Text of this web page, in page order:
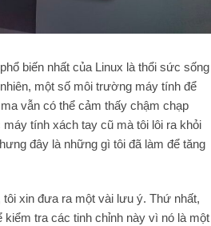
biến nhất của Linux là thổi sức sống
một số môi trường máy tính để
vẫn có thể cảm thấy chậm chạp
tính xách tay cũ mà tôi lôi ra khỏi
đây là những gì tôi đã làm để tăng
xin đưa ra một vài lưu ý. Thứ nhất,
kiểm tra các tinh chỉnh này vì nó là một